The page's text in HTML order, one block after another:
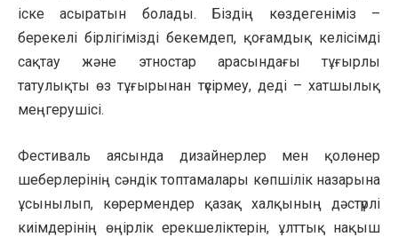
іске асыратын болады. Біздің көздегеніміз –
берекелі бірлігімізді бекемдеп, қоғамдық келісімді
сақтау және этностар арасындағы тұғырлы
татулықты өз тұғырынан түсірмеу, деді – хатшылық
меңгерушісі.
Фестиваль аясында дизайнерлер мен қолөнер
шеберлерінің сәндік топтамалары көпшілік назарына
ұсынылып, көрермендер қазақ халқының дәстүрлі
киімдерінің өңірлік ерекшеліктерін, ұлттық нақыш